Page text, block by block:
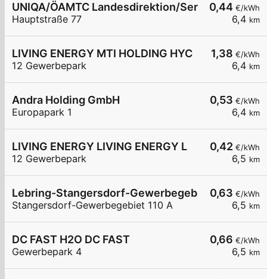
0,44 €/kWh
6,4 km
UNIQA/ÖAMTC Landesdirektion/ServiceCenter
Hauptstraße 77
1,38 €/kWh
6,4 km
LIVING ENERGY MTI HOLDING HYC
12 Gewerbepark
0,53 €/kWh
6,4 km
Andra Holding GmbH
Europapark 1
0,42 €/kWh
6,5 km
LIVING ENERGY LIVING ENERGY L
12 Gewerbepark
0,63 €/kWh
6,5 km
Lebring-Stangersdorf-Gewerbegebiet 110 A
Stangersdorf-Gewerbegebiet 110 A
0,66 €/kWh
6,5 km
DC FAST H2O DC FAST
Gewerbepark 4